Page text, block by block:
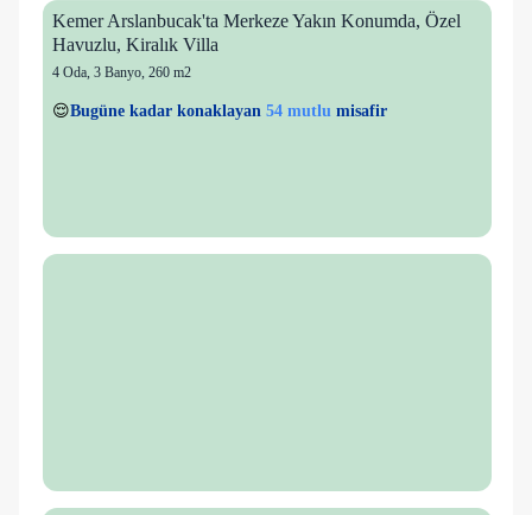
Kemer Arslanbucak'ta Merkeze Yakın Konumda, Özel
Havuzlu, Kiralık Villa
4 Oda, 3 Banyo, 260 m2
👀Son 1 saatte51 kişigörüntüledi